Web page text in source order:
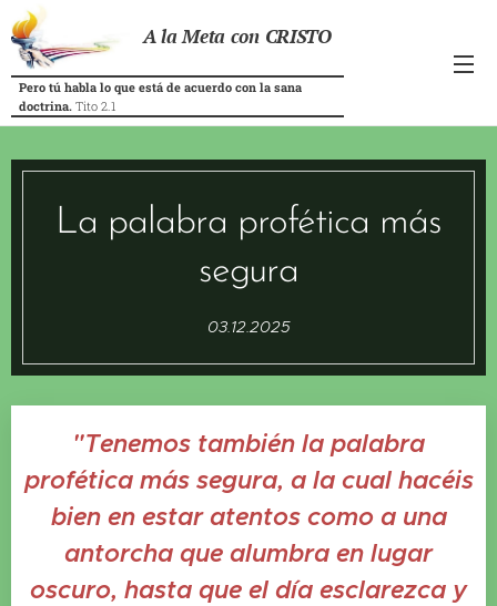
A la Meta con CRISTO
Pero tú habla lo que está de acuerdo con la sana
doctrina. Tito 2.1
La palabra profética más
segura
03.12.2025
"Tenemos también la palabra
profética más segura, a la cual hacéis
bien en estar atentos como a una
antorcha que alumbra en lugar
oscuro, hasta que el día esclarezca y